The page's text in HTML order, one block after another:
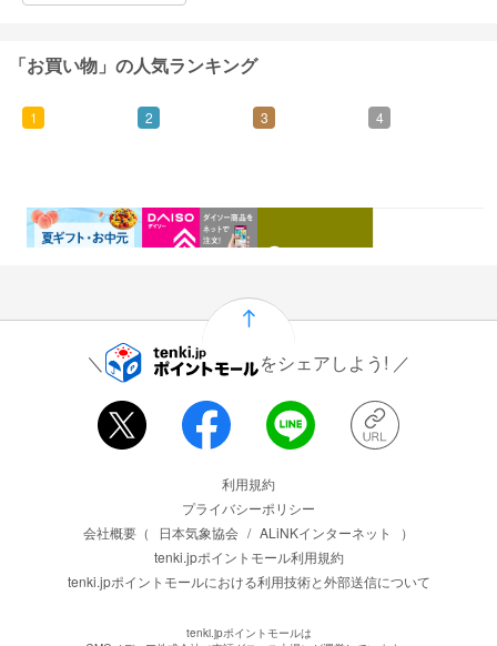
「お買い物」の人気ランキング
1
0.46%還元
2
1.5%還元
3 4
をシェアしよう!
利用規約
プライバシーポリシー
会社概要（
日本気象協会 / ALiNKインターネット
）
tenki.jpポイントモール利用規約
tenki.jpポイントモールにおける利用技術と外部送信について
tenki.jpポイントモールは